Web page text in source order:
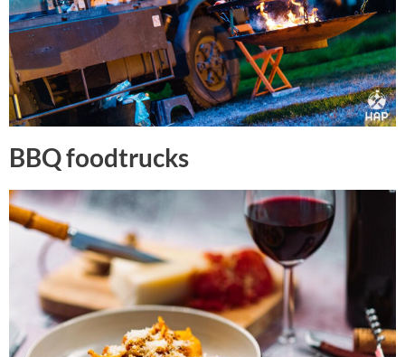
BBQ foodtrucks